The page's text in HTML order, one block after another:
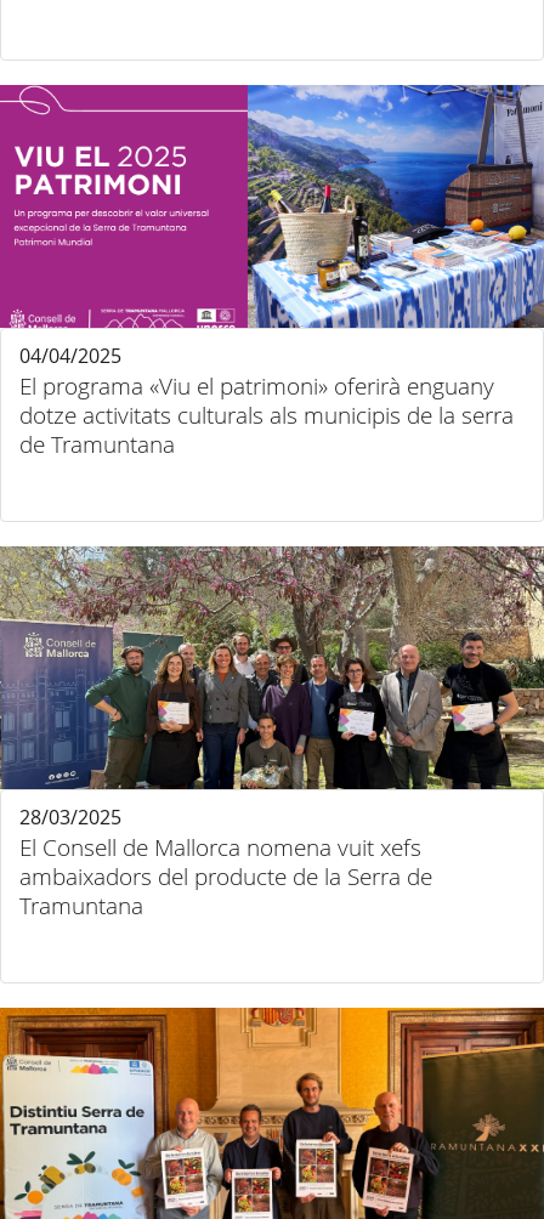
El programa «Viu el patrimoni» oferirà enguany
dotze activitats culturals als municipis de la serra
de Tramuntana
04/04/2025
El Consell de Mallorca nomena vuit xefs
ambaixadors del producte de la Serra de
Tramuntana
28/03/2025